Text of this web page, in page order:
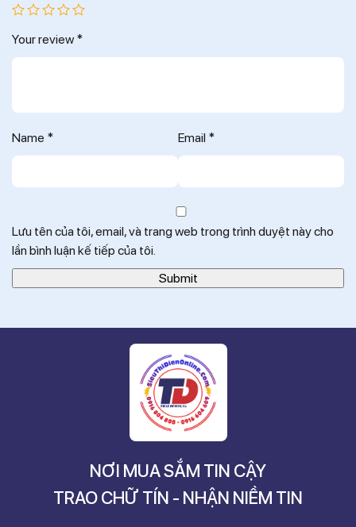
Your review *
Name * Email *
Lưu tên của tôi, email, và trang web trong trình duyệt này cho
lần bình luận kế tiếp của tôi.
NƠI MUA SẮM TIN CẬY
TRAO CHỮ TÍN - NHẬN NIỀM TIN